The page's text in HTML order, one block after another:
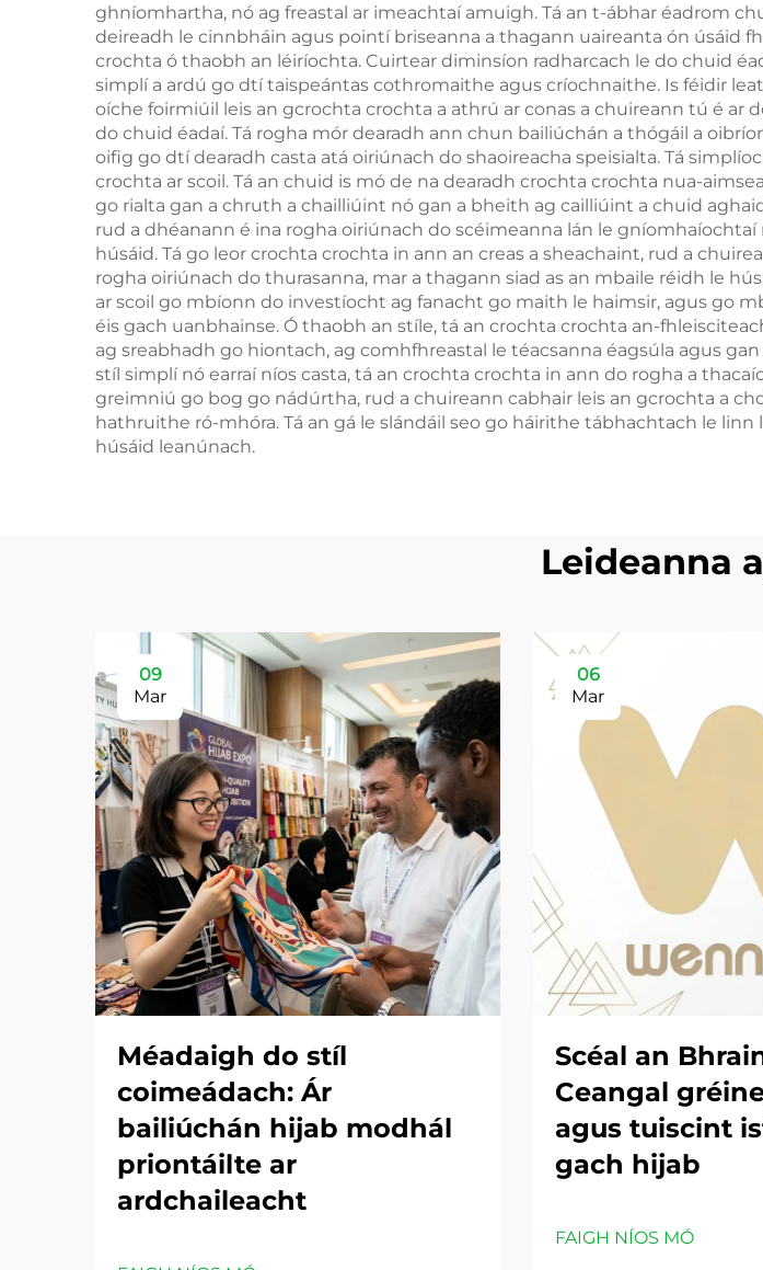
ghníomhartha, nó ag freastal ar imeachtaí amuigh. Tá an t-ábhar éadrom
deireadh le cinnbháin agus pointí briseanna a thagann uaireanta ón úsáid
crochta ó thaobh an léiríochta. Cuirtear diminsíon radharcach le do chuid
simplí a ardú go dtí taispeántas cothromaithe agus críochnaithe. Is féidir
oíche foirmiúil leis an gcrochta crochta a athrú ar conas a chuireann tú é
do chuid éadaí. Tá rogha mór dearadh ann chun bailiúchán a thógáil a
oifig go dtí dearadh casta atá oiriúnach do shaoireacha speisialta. Tá
crochta ar scoil. Tá an chuid is mó de na dearadh crochta crochta nua-
go rialta gan a chruth a chailliúint nó gan a bheith ag cailliúint a chuid
rud a dhéanann é ina rogha oiriúnach do scéimeanna lán le
húsáid. Tá go leor crochta crochta in ann an creas a sheachaint, rud a
rogha oiriúnach do thurasanna, mar a thagann siad as an mbaile réidh le
ar scoil go mbíonn do investíocht ag fanacht go maith le haimsir, agus go
éis gach uanbhainse. Ó thaobh an stíle, tá an crochta crochta an-
ag sreabhadh go hiontach, ag comhfhreastal le téacsanna éagsúla agus
stíl simplí nó earraí níos casta, tá an crochta crochta in ann do rogha a
greimniú go bog go nádúrtha, rud a chuireann cabhair leis an gcrochta a
hathruithe ró-mhóra. Tá an gá le slándáil seo go háirithe tábhachtach le
húsáid leanúnach.
Leideanna
09
Mar
Méadaigh do stíl
coimeádach: Ár
bailiúchán hijab modhál
priontáilte ar
ardchaileacht
06
Mar
Scéal an
Ceangal
agus tuiscint
gach hijab
FAIGH NÍOS MÓ